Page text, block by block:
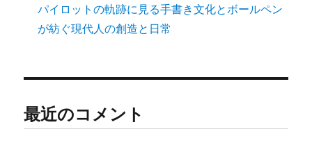
パイロットの軌跡に見る手書き文化とボールペン
が紡ぐ現代人の創造と日常
最近のコメント